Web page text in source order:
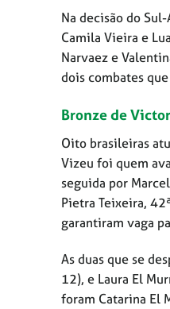
Na decisão do
Camila Vieira e
Narvaez e
dois combates
Bronze de
Oito brasileiras
Vizeu foi quem
seguida por
Pietra Teixeira,
garantiram vaga
As duas que se
12), e Laura El
foram Catarina El